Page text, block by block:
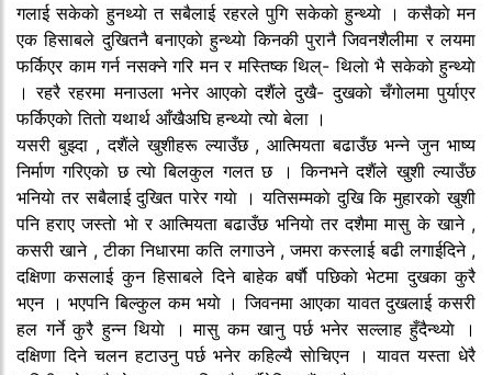
गलाई सकेकाे हुनथ्याे त सबैलाई रहरले पुगि सकेकाे हुन्थ्याे । कसैकाे मन
एक हिसाबले दुखितनै बनाएकाे हुन्थ्याे किनकी पुरानै जिवनशैलीमा र लयमा
फर्किएर काम गर्न नसक्ने गरि मन र मस्तिष्क थिल्- थिलाे भै सकेकाे हुन्थ्याे
। रहरै रहरमा मनाउला भनेर आएकाे दशैंले दुखै- दुखकाे चँगाेलमा पुर्याएर
फर्किएकाे तिताे यथार्थ आँखैअघि हन्थ्याे त्याे बेला ।
यसरी बुझ्दा , दशैंले खुशीहरू ल्याउँछ , आत्मियता बढाउँछ भन्ने जुन भाष्य
निर्माण गरिएकाे छ त्याे बिलकुल गलत छ । किनभने दशैंले खुशी ल्याउँछ
भनियाे तर सबैलाई दुखित पारेर गयाे । यतिसम्मकाे दुखि कि मुहारकाे खुशी
पनि हराए जस्ताे भाे र आत्मियता बढाउँछ भनियाे तर दशैमा मासु के खाने ,
कसरी खाने , टीका निधारमा कति लगाउने , जमरा कस्लाई बढी लगाईदिने ,
दक्षिणा कसलाई कुन हिसाबले दिने बाहेक बर्षाै पछिकाे भेटमा दुखका कुरै
भएन । भएपनि बिल्कुल कम भयाे । जिवनमा आएका यावत दुखलाई कसरी
हल गर्ने कुरै हुन्न थियाे । मासु कम खानु पर्छ भनेर सल्लाह हुँदैन्थ्याे ।
दक्षिणा दिने चलन हटाउनु पर्छ भनेर कहिल्यै साेचिएन । यावत यस्ता धेरै